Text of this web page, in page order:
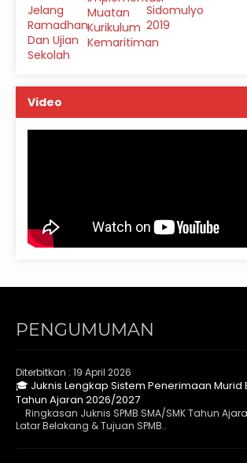
Video
PENGUMUMAN
Diterbitkan : 19 April 2026
🎓 Juknis Lengkap Sistem Penerimaan Murid
Tahun Ajaran 2026/2027
Ringkasan Juknis SPMB SMA/SMK Tahun
Latar Belakang & Tujuan SPMB..